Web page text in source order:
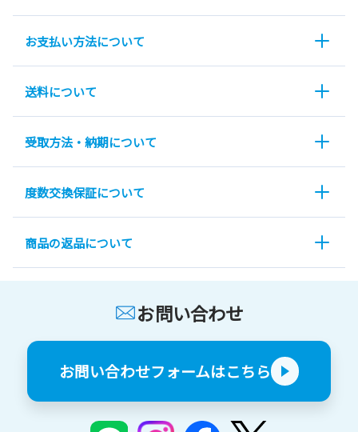
お支払い方法について
送料について
受取方法・納期について
度数交換保証について
商品の返品について
お問い合わせ
お問い合わせフォームはこちら